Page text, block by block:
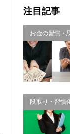
注目記事
お金の習慣・
段取り・習慣